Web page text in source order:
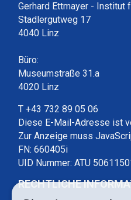
Gerhard Ettmayer - Institut
Stadlergutweg 17
4040 Linz
Büro:
Museumstraße 31.a
4020 Linz
T +43 732 89 05 06
Diese E-Mail-Adresse ist
Zur Anzeige muss
FN: 660405i
UID Nummer: ATU
RECHTLICHE